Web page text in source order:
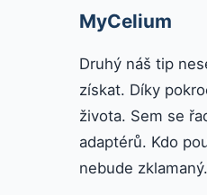
MyCelium
Druhý náš tip
získat. Díky
života. Sem se
adaptérů. Kdo
nebude zklamaný.